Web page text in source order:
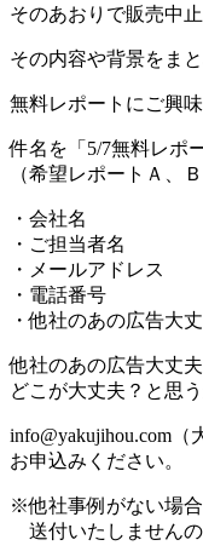
そのあおりで販売中
その内容や背景をまと
無料レポートにご興味
件名を「5/7無料レポ
（希望レポートＡ、
・会社名
・ご担当者名
・メールアドレス
・電話番号
・他社のあの広告大
他社のあの広告大丈
どこが大丈夫？と思
info@yakujihou.com（
お申込みください。
※他社事例がない場
送付いたしませんの